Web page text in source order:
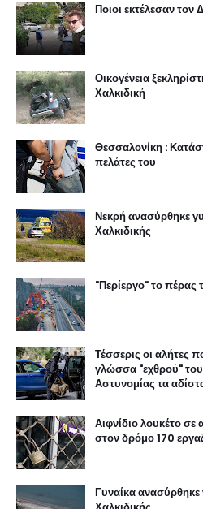
Ποιοι εκτέλεσαν
Οικογένεια
Χαλκιδική
Θεσσαλονίκη :
πελάτες του
Νεκρή ανασύρθηκε
Χαλκιδικής
"Περίεργο" το
Τέσσερις οι αλήτες
γλώσσα "εχθρού"
Αστυνομίας τα
Αιφνίδιο λουκέτο
στον δρόμο 170
Γυναίκα